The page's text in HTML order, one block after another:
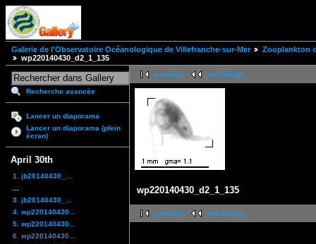
Galerie de l'Observatoire Océanologique de Villefranche-sur-Mer
Zooplankton
wp220140430_d2_1_135
Recherche avancée
Lancer un diaporama
Lancer un diaporama (plein
écran)
April 30th
1. jb20140430_...
3. jb20140430_...
4. wp220140430...
5. wp220140430...
6. wp220140430...
première précédente
wp220140430_d2_1_135
première précédente